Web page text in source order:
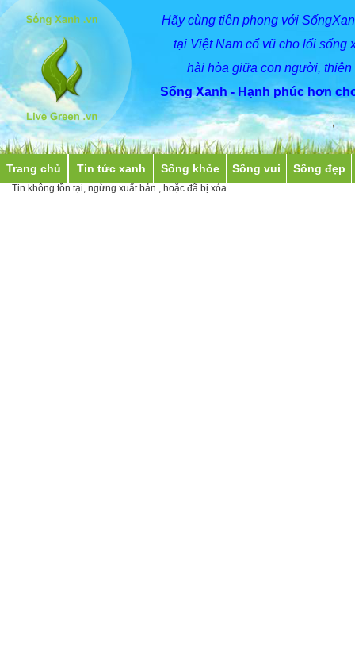
Hãycùng tiên phong với
tại Việt Nam cổ vũ cho lối sống
hài hòa giữa con người, thiên
Sống Xanh - Hạnh phúc hơn
Trang chủ Tin tức xanh Sống khỏe Sống vui Sống đẹp
Tin không tồn tại, ngừng xuất bản , hoặc đã bị xóa